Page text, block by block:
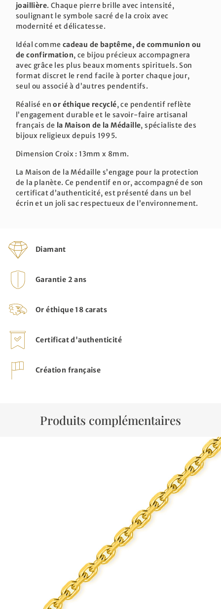
joaillière. Chaque pierre brille avec intensité,
soulignant le symbole sacré de la croix avec
modernité et délicatesse.
Idéal comme cadeau de baptême, de communion ou
de confirmation, ce bijou précieux accompagnera
avec grâce les plus beaux moments spirituels. Son
format discret le rend facile à porter chaque jour,
seul ou associé à d’autres pendentifs.
Réalisé enor éthique recyclé, ce pendentif reflète
l’engagement durable et le savoir-faire artisanal
français de la Maison de la Médaille, spécialiste des
bijoux religieux depuis 1995.
Dimension Croix : 13mm x 8mm.
La Maison de la Médaille s’engage pour la protection
de la planète. Ce pendentif en or, accompagné de son
certificat d’authenticité, est présenté dans un bel
écrin et un joli sac respectueux de l’environnement.
Diamant
Garantie 2 ans
Or éthique 18 carats
Certificat d'authenticité
Création française
Produits complémentaires